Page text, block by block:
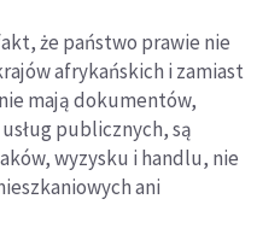
że państwo prawie nie
afrykańskich i zamiast
mają dokumentów,
publicznych, są
wyzysku i handlu, nie
ani